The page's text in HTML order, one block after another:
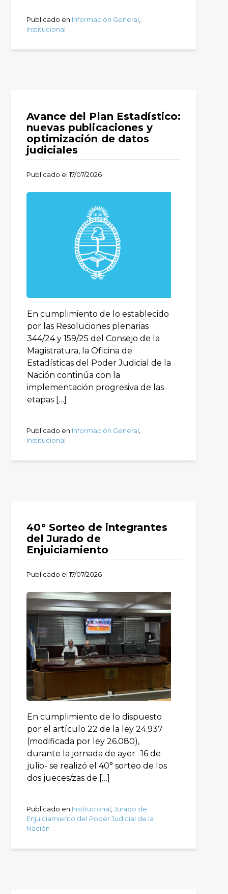
Publicado en Información General ,
Institucional
Avance del Plan Estadístico:
nuevas publicaciones y
optimización de datos
judiciales
Publicado el17/07/2026
En cumplimiento de lo establecido
por las Resoluciones plenarias
344/24 y 159/25 del Consejo de la
Magistratura, la Oficina de
Estadísticas del Poder Judicial de la
Nación continúa con la
implementación progresiva de las
etapas […]
Publicado en Información General ,
Institucional
40° Sorteo de integrantes
del Jurado de
Enjuiciamiento
Publicado el17/07/2026
En cumplimiento de lo dispuesto
por el artículo 22 de la ley 24.937
(modificada por ley 26.080),
durante la jornada de ayer -16 de
julio- se realizó el 40° sorteo de los
dos jueces/zas de […]
Publicado en Institucional ,Jurado de
Enjuiciamiento del Poder Judicial de la
Nación